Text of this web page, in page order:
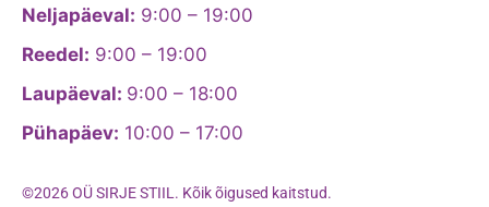
Neljapäeval: 9:00 – 19:00
Reedel: 9:00 – 19:00
Laupäeval: 9:00 – 18:00
Pühapäev: 10:00 – 17:00
©2026 OÜ SIRJE STIIL. Kõik õigused kaitstud.